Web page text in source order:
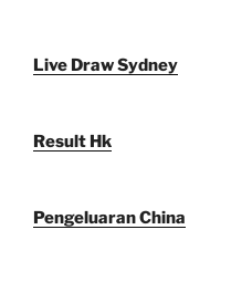
Live Draw Sydney
Result Hk
Pengeluaran China